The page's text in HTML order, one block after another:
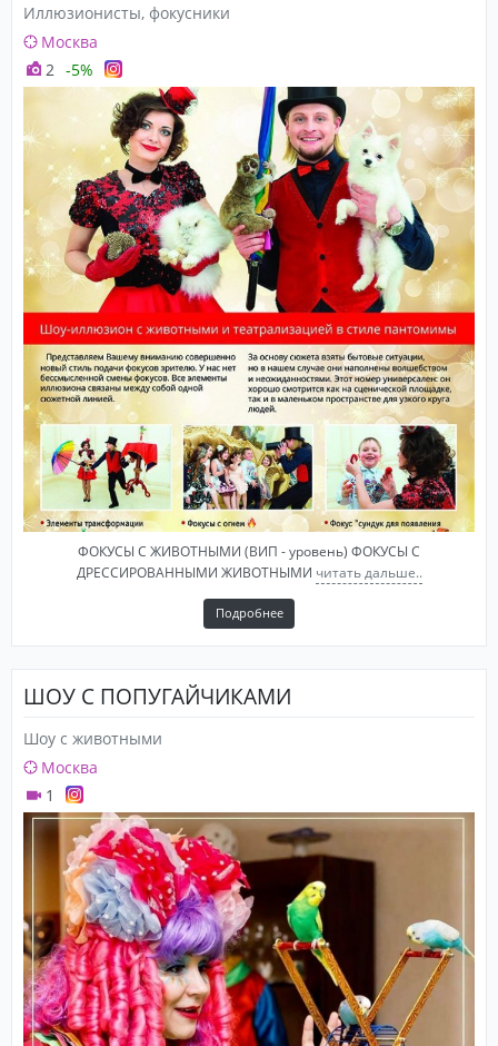
Иллюзионисты, фокусники
Москва
2 -5%
ФОКУСЫ С ЖИВОТНЫМИ (ВИП - уровень) ФОКУСЫ С
ДРЕССИРОВАННЫМИ ЖИВОТНЫМИ читать дальше..
Подробнее
ШОУ С ПОПУГАЙЧИКАМИ
Шоу с животными
Москва
1